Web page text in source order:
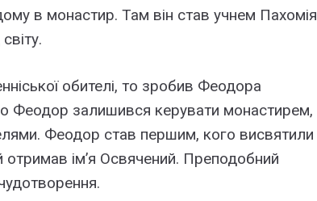
в монастир. Там він став учнем Пахомія
обителі, то зробив Феодора
Феодор залишився керувати монастирем,
Феодор став першим, кого висвятили
ім’я Освячений. Преподобний